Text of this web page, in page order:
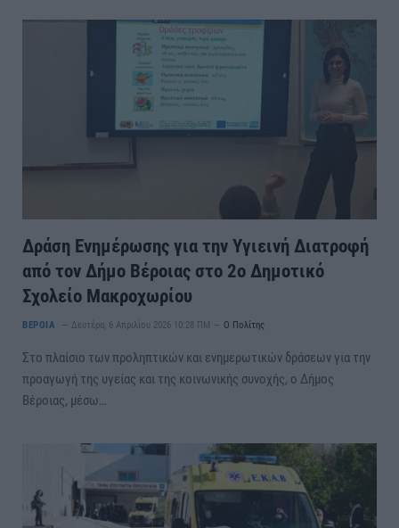
Δράση Ενημέρωσης για την Υγιεινή Διατροφή
από τον Δήμο Βέροιας στο 2ο Δημοτικό
Σχολείο Μακροχωρίου
ΒΕΡΟΙΑ Δευτέρα, 6 Απριλίου 2026 10:28 ΠΜ Ο Πολίτης
Στο πλαίσιο των προληπτικών και ενημερωτικών δράσεων για την
προαγωγή της υγείας και της κοινωνικής συνοχής, ο Δήμος
Βέροιας, μέσω…